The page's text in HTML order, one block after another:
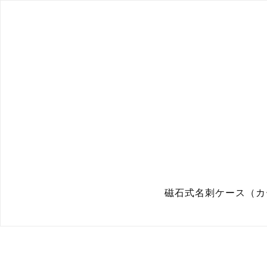
磁石式名刺ケース（